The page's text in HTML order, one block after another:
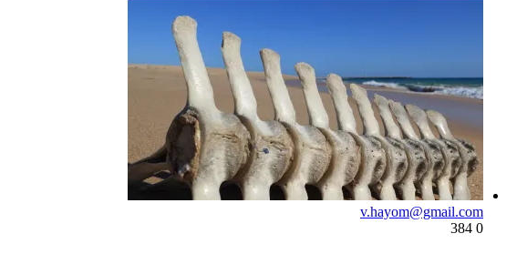
v.hayom@gmail.com
0